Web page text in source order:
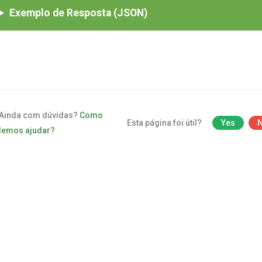
Exemplo de Resposta (JSON)
com dúvidas? Como
ajudar?
Esta página foi útil? Yes